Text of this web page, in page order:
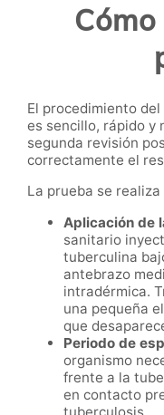
El procedimiento
es sencillo, rápido y
segunda revisión
correctamente el
La prueba se
Aplicación de
sanitario
tuberculina
antebrazo
intradérmica.
una pequeña
que
Periodo de
organismo
frente a la
en contacto